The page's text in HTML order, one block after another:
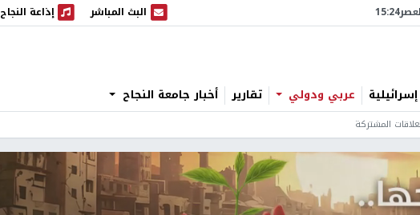
15:24 البث المباشر
البث المباشر إذاعة النجاح
إذاعة النجاح
عربي ودولي تقارير أخبار جامعة النجاح
المشتركة